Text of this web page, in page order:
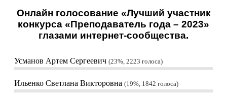
Онлайн голосование «Лучший участник
конкурса «Преподаватель года – 2023»
глазами интернет-сообщества.
Усманов Артем Сергеевич 23%, 2223 голоса
Ильенко Светлана Викторовна 19%, 1842 голоса